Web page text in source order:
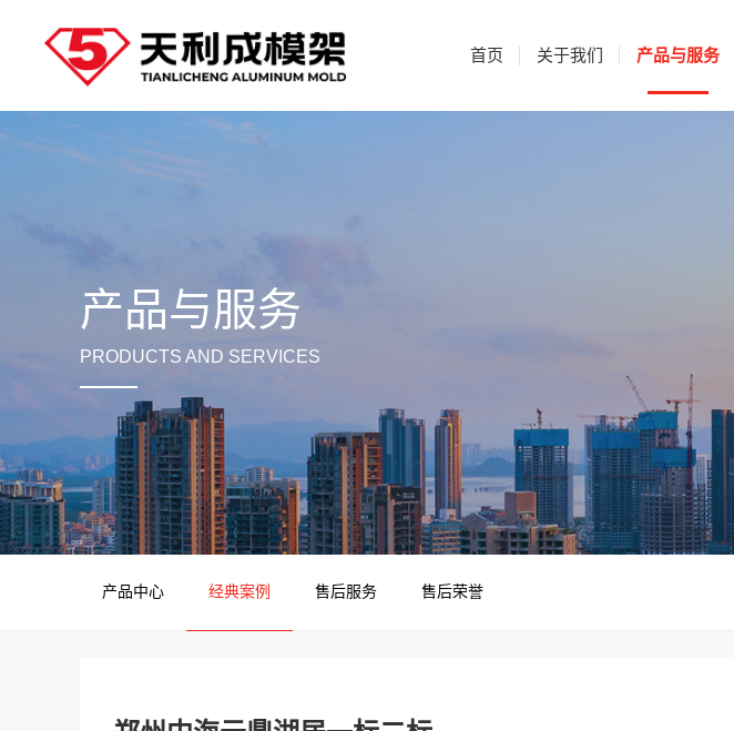
首页 关于我们 产品与服务
产品与服务
PRODUCTS AND SERVICES
产品中心 经典案例 售后服务 售后荣誉